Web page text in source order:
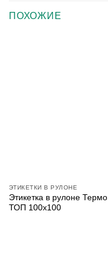
ПОХОЖИЕ
ЭТИКЕТКИ В РУЛОНЕ
Этикетка в рулоне Термо
ТОП 100х100